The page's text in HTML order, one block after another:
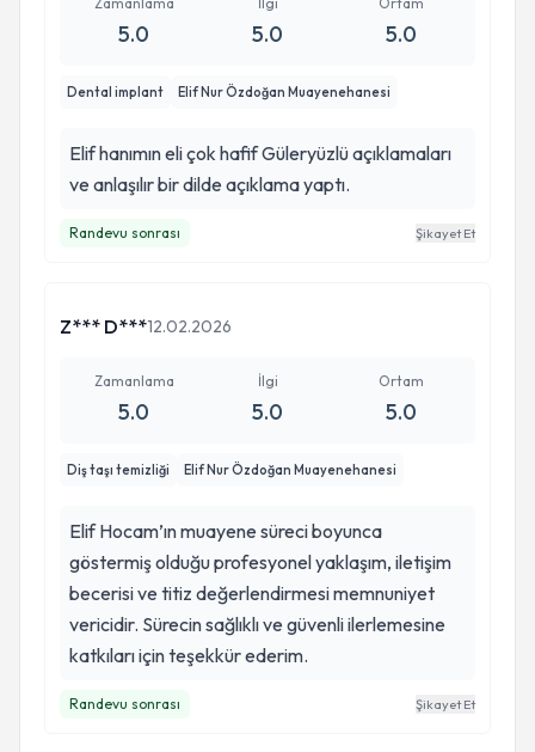
5.0 5.0 5.0
Dental implant Elif Nur Özdoğan Muayenehanesi
Elif hanımın eli çok hafif Güleryüzlü açıklamaları
ve anlaşılır bir dilde açıklama yaptı.
Randevu sonrası Şikayet Et
Z*** D***12.02.2026
Zamanlama
5.0
İlgi
5.0
Ortam
5.0
Diş taşı temizliği Elif Nur Özdoğan Muayenehanesi
Elif Hocam’ın muayene süreci boyunca
göstermiş olduğu profesyonel yaklaşım, iletişim
becerisi ve titiz değerlendirmesi memnuniyet
vericidir. Sürecin sağlıklı ve güvenli ilerlemesine
katkıları için teşekkür ederim.
Randevu sonrası Şikayet Et